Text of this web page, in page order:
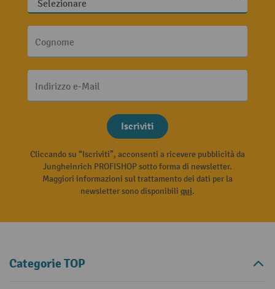
Cognome
Indirizzo e-Mail
Iscriviti
Cliccando su “Iscriviti”, acconsenti a ricevere pubblicità da
Jungheinrich PROFISHOP sotto forma di newsletter.
Maggiori informazioni sul trattamento dei dati per la
newsletter sono disponibili qui.
Categorie TOP